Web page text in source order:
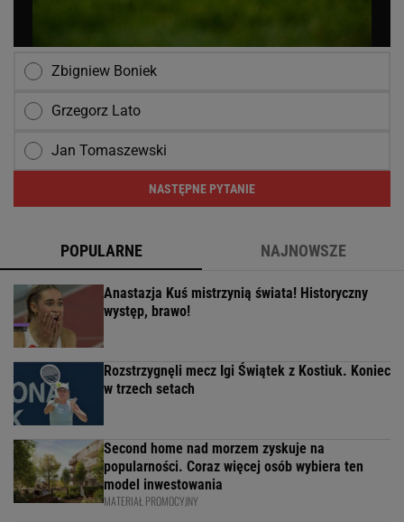
Zbigniew Boniek
Grzegorz Lato
Jan Tomaszewski
NASTĘPNE PYTANIE
POPULARNE NAJNOWSZE
Anastazja Kuś mistrzynią świata! Historyczny
występ, brawo!
Rozstrzygnęli mecz Igi Świątek z Kostiuk. Koniec
w trzech setach
Second home nad morzem zyskuje na
popularności. Coraz więcej osób wybiera ten
model inwestowania
MATERIAŁ PROMOCYJNY